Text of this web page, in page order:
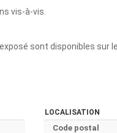
vis-à-vis.
sont disponibles sur
LOCALISATION
Code postal